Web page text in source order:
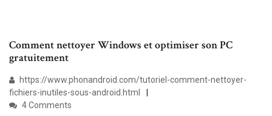
Comment nettoyer Windows et optimiser son PC
gratuitement
https://www.phonandroid.com/tutoriel-comment-nettoyer-
fichiers-inutiles-sous-android.html
4 Comments